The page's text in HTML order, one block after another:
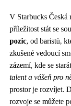
V Starbucks Česká
příležitost stát se
pozic, od baristů,
zkušené vedoucí
zázemí, kde se
talent a vášeň pro
prostor je rozvíjet.
rozvoje se můžete